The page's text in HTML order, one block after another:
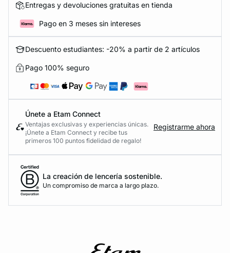
Entregas y devoluciones gratuitas en tienda
Pago en 3 meses sin intereses
Descuento estudiantes: -20% a partir de 2 artículos
Pago 100% seguro
Únete a Etam Connect
Ventajas exclusivas y experiencias únicas.
¡Únete a Etam Connect y recibe tus
primeros 100 puntos fidelidad de regalo!
Registrarme ahora
La creación de lencería sostenible.
Un compromiso de marca a largo plazo.